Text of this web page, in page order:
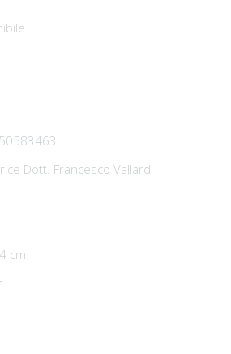
Dott. Francesco Vallardi
cm